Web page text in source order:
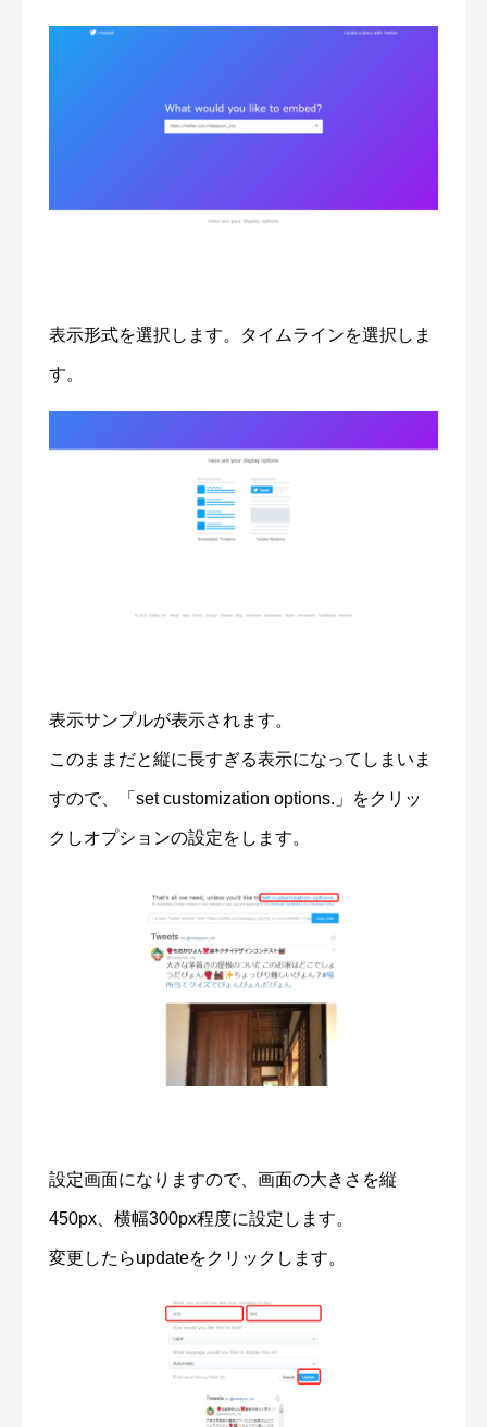
表示形式を選択します。タイムラインを選択しま
す。
表示サンプルが表示されます。
このままだと縦に長すぎる表示になってしまいま
すので、「set customization options.」をクリッ
クしオプションの設定をします。
設定画面になりますので、画面の大きさを縦
450px、横幅300px程度に設定します。
変更したらupdateをクリックします。